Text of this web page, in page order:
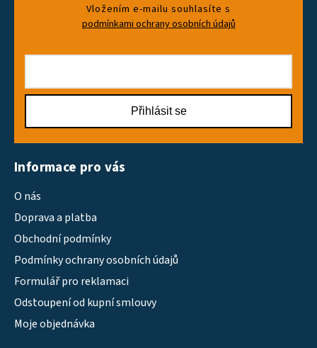
Vložením e-mailu souhlasíte s
podmínkami ochrany osobních údajů
Přihlásit se
Informace pro vás
O nás
Doprava a platba
Obchodní podmínky
Podmínky ochrany osobních údajů
Formulář pro reklamaci
Odstoupení od kupní smlouvy
Moje objednávka